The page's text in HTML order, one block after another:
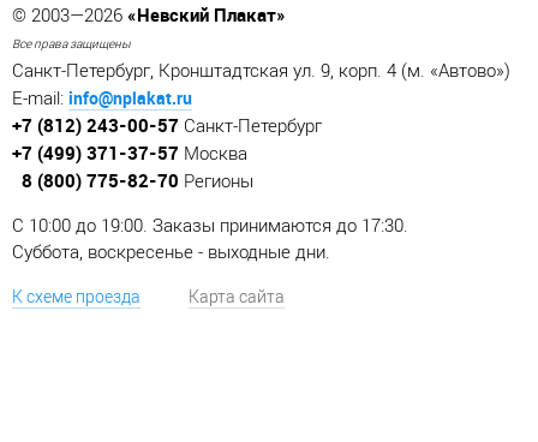
© 2003—2026 «Невский Плакат»
Все права защищены
Санкт-Петербург, Кронштадтская ул. 9, корп. 4 (м. «Автово»)
E-mail: info@nplakat.ru
+7 (812) 243-00-57 Санкт-Петербург
+7 (499) 371-37-57 Москва
8 (800) 775-82-70 Регионы
C 10:00 до 19:00. Заказы принимаются до 17:30.
Суббота, воскресенье - выходные дни.
К схеме проезда Карта сайта